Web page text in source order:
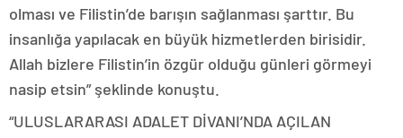
olması ve Filistin’de barışın sağlanması şarttır. Bu
insanlığa yapılacak en büyük hizmetlerden birisidir.
Allah bizlere Filistin’in özgür olduğu günleri görmeyi
nasip etsin” şeklinde konuştu.
“ULUSLARARASI ADALET DİVANI’NDA AÇILAN